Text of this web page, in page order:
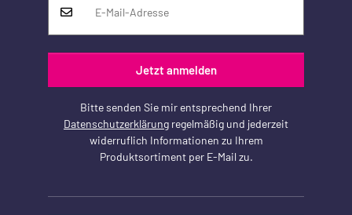
Jetzt anmelden
Bitte senden Sie mir entsprechend Ihrer
Datenschutzerklärung regelmäßig und jederzeit
widerruflich Informationen zu Ihrem
Produktsortiment per E-Mail zu.